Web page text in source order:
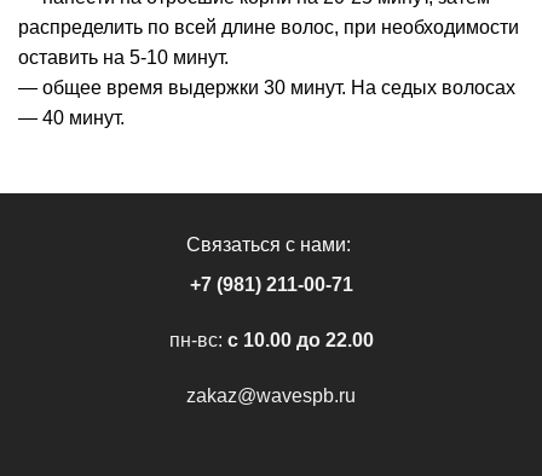
распределить по всей длине волос, при необходимости
оставить на 5-10 минут.
— общее время выдержки 30 минут. На седых волосах
— 40 минут.
Связаться с нами:
+7 (981) 211-00-71
пн-вс: c 10.00 до 22.00
zakaz@wavespb.ru